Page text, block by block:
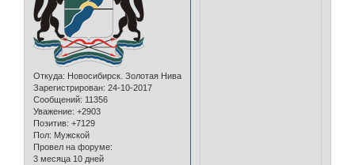
Откуда: Новосибирск. Золотая Нива
Зарегистрирован: 24-10-2017
Сообщений: 11356
Уважение: +2903
Позитив: +7129
Пол: Мужской
Провел на форуме:
3 месяца 10 дней